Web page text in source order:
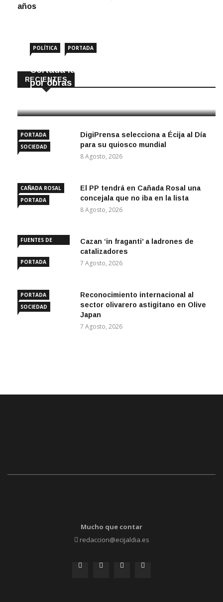
años
RECIENTES
POLÍTICA PORTADA
Cortada la SE-9105 hacia La Montiela
por obras hasta final de año
PORTADA
SOCIEDAD
DigiPrensa selecciona a Écija al Día
para su quiosco mundial
8 Agosto, 2026
CAÑADA ROSAL
PORTADA
El PP tendrá en Cañada Rosal una
concejala que no iba en la lista
8 Agosto, 2026
FUENTES DE
PORTADA
Cazan ‘in fraganti’ a ladrones de
catalizadores
7 Agosto, 2026
PORTADA
SOCIEDAD
Reconocimiento internacional al
sector olivarero astigitano en Olive
Japan
7 Agosto, 2026
Mucho que contar
redaccion@ecijaldia.es